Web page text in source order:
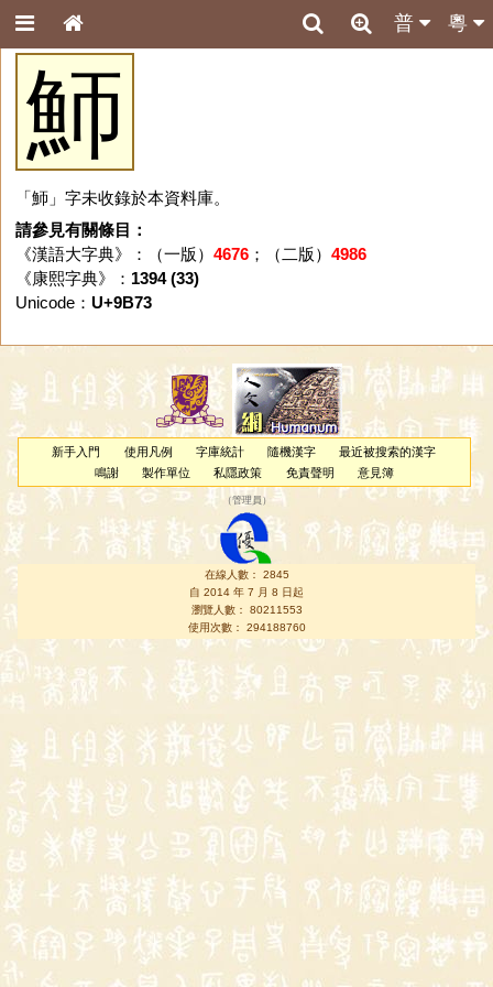
粵
普
魳
「魳」字未收錄於本資料庫。
請參見有關條目：
《漢語大字典》：（一版） 4676；（二版） 4986
《康熙字典》： 1394 (33)
Unicode： U+9B73
新手入門 使用凡例 字庫統計 隨機漢字
最近被搜索的漢字
鳴謝
製作單位 私隱政策 免責聲明 意見簿
（管理員 ）
在線人數： 2845
自 2014 年 7 月 8 日起
瀏覽人數： 80211553
使用次數： 294188760